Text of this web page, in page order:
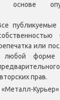
основе
или
любой форме
прав.
Курьер»